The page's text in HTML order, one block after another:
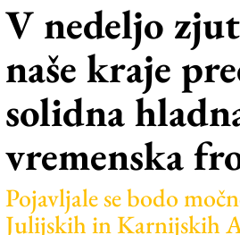
Kultura
Šport
Še
V nedeljo
naše kraje
solidna
vremenska
Pojavljale se bodo
Julijskih in Karnijskih